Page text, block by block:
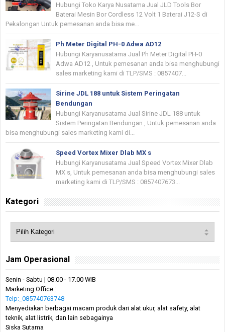
Hubungi Toko Karya Nusatama Jual JLD Tools Bor
Baterai Mesin Bor Cordless 12 Volt 1 Baterai J12-S di
Pekalongan Untuk pemesanan anda bisa me...
Ph Meter Digital PH-0 Adwa AD12
Hubungi Karyanusatama Jual Ph Meter Digital PH-0
Adwa AD12 , Untuk pemesanan anda bisa menghubungi
sales marketing kami di TLP/SMS : 0857407...
Sirine JDL 188 untuk Sistem Peringatan
Bendungan
Hubungi Karyanusatama Jual Sirine JDL 188 untuk
Sistem Peringatan Bendungan , Untuk pemesanan anda
bisa menghubungi sales marketing kami di...
Speed Vortex Mixer Dlab MX s
Hubungi Karyanusatama Jual Speed Vortex Mixer Dlab
MX s, Untuk pemesanan anda bisa menghubungi sales
marketing kami di TLP/SMS : 0857407673...
Kategori
Jam Operasional
Senin - Sabtu | 08.00 - 17.00 WIB
Marketing Office :
Telp:_085740763748
Menyediakan berbagai macam produk dari alat ukur, alat safety, alat
teknik, alat listrik, dan lain sebagainya
Siska Sutama